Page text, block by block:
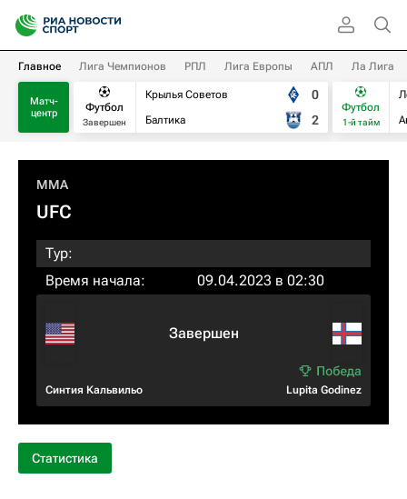
Главное Лига Чемпионов РПЛ Лига Европы АПЛ Ла Лига
Матч-
центр
Футбол
Завершен
Крылья Советов
Балтика
0
2
Футбол
1-й тайм
MMA
UFC
Тур:
Время начала:
09.04.2023 в 02:30
Синтия Кальвильо
Завершен
Lupita Godinez
Статистика